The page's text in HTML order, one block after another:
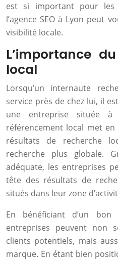
est si important pour les
l’agence SEO à Lyon peut
visibilité locale.
L’importance
local
Lorsqu’un internaute
service près de chez lui, il
une entreprise située
référencement local met
résultats de recherche
recherche plus globale.
adéquate, les entreprises
tête des résultats de
situés dans leur zone
En bénéficiant d’un bon
entreprises peuvent non
clients potentiels, mais
marque. En étant bien